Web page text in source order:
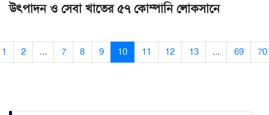
উৎপাদন ও সেবা খাতের ৫৭ কোম্পানি লোকসানে
1 2 ... 7 8 9 10 11 12 13 ... 69 70